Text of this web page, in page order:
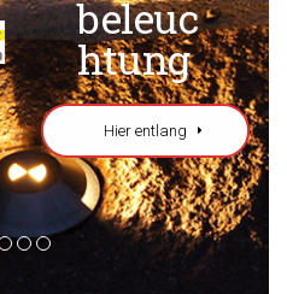
beleuc
htung
Hier entlang